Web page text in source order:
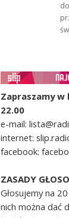
Zapraszamy w
22.00
e-mail:
internet:
facebook:
ZASADY
Głosujemy na
nich można dać